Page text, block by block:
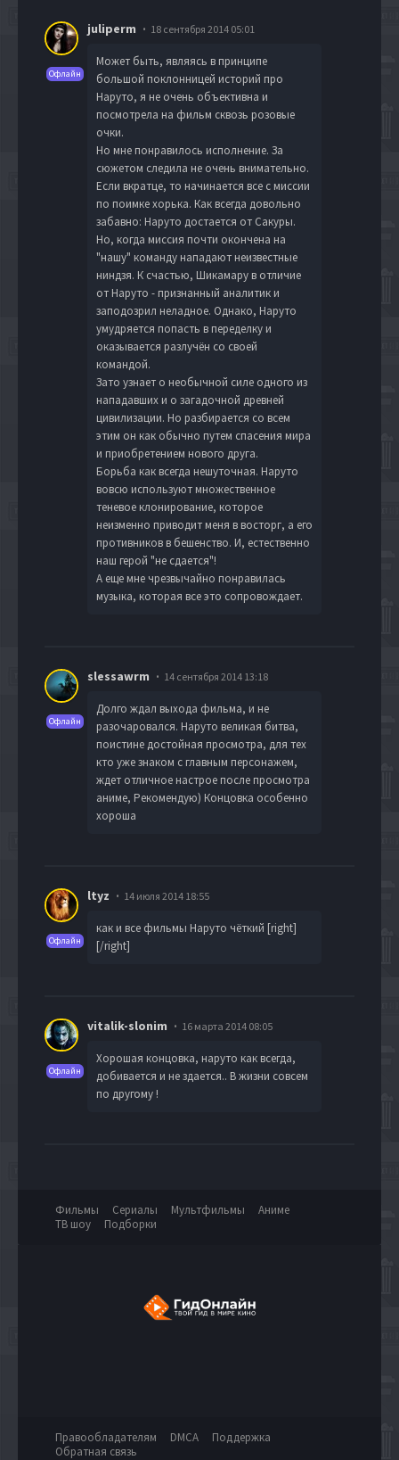
Офлайн
juliperm 18 сентября 2014 05:01
Может быть, являясь в принципе
большой поклонницей историй про
Наруто, я не очень объективна и
посмотрела на фильм сквозь розовые
очки.
Но мне понравилось исполнение. За
сюжетом следила не очень внимательно.
Если вкратце, то начинается все с миссии
по поимке хорька. Как всегда довольно
забавно: Наруто достается от Сакуры.
Но, когда миссия почти окончена на
"нашу" команду нападают неизвестные
ниндзя. К счастью, Шикамару в отличие
от Наруто - признанный аналитик и
заподозрил неладное. Однако, Наруто
умудряется попасть в переделку и
оказывается разлучён со своей
командой.
Зато узнает о необычной силе одного из
нападавших и о загадочной древней
цивилизации. Но разбирается со всем
этим он как обычно путем спасения мира
и приобретением нового друга.
Борьба как всегда нешуточная. Наруто
вовсю используют множественное
теневое клонирование, которое
неизменно приводит меня в восторг, а его
противников в бешенство. И, естественно
наш герой "не сдается"!
А еще мне чрезвычайно понравилась
музыка, которая все это сопровождает.
Офлайн
slessawrm 14 сентября 2014 13:18
Долго ждал выхода фильма, и не
разочаровался. Наруто великая битва,
поистине достойная просмотра, для тех
кто уже знаком с главным персонажем,
ждет отличное настрое после просмотра
аниме, Рекомендую) Концовка особенно
хороша
Офлайн
ltyz 14 июля 2014 18:55
как и все фильмы Наруто чёткий [right]
[/right]
Офлайн
vitalik-slonim 16 марта 2014 08:05
Хорошая концовка, наруто как всегда,
добивается и не здается.. В жизни совсем
по другому !
Фильмы Сериалы Мультфильмы
Аниме
ТВ шоу
Подборки
Правообладателям DMCA
Поддержка
Обратная связь